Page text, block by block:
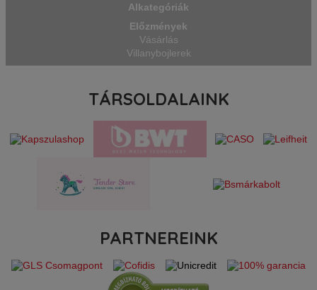
Alkategóriák
Előzmények
Vásárlás
Villanybojlerek
TÁRSOLDALAINK
PARTNEREINK